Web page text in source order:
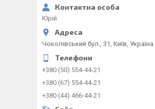
Юрій
Чоколівський бул., 31, Київ, Україна
+380 (50) 554-44-21
+380 (67) 554-44-21
+380 (44) 466-44-21